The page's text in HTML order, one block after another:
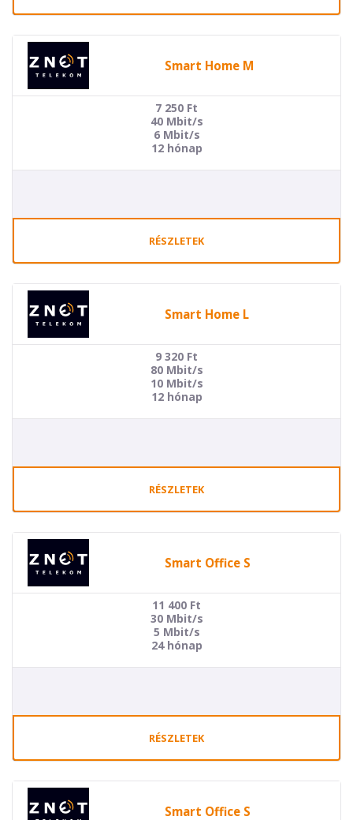
Smart Home M
7 250 Ft
40 Mbit/s
6 Mbit/s
12 hónap
RÉSZLETEK
Smart Home L
9 320 Ft
80 Mbit/s
10 Mbit/s
12 hónap
RÉSZLETEK
Smart Office S
11 400 Ft
30 Mbit/s
5 Mbit/s
24 hónap
RÉSZLETEK
Smart Office S